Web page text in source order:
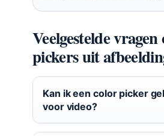
Veelgestelde
pickers uit
Kan ik een color picker
voor video?